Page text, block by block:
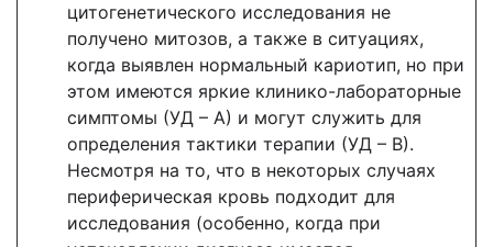
цитогенетического исследования не
получено митозов, а также в ситуациях,
когда выявлен нормальный кариотип, но при
этом имеются яркие клинико-лабораторные
симптомы (УД – А) и могут служить для
определения тактики терапии (УД – В).
Несмотря на то, что в некоторых случаях
периферическая кровь подходит для
исследования (особенно, когда при